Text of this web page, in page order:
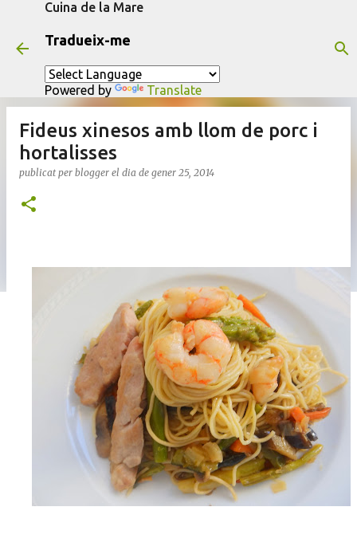
Cuina de la Mare
Tradueix-me
Powered by Translate
Fideus xinesos amb llom de porc i
hortalisses
publicat per blogger el dia de gener 25, 2014